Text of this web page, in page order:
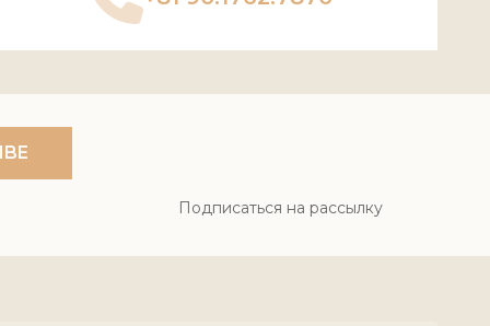
Подписаться на рассылку